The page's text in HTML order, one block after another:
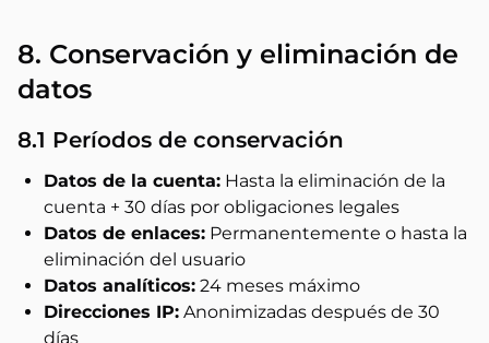
8. Conservación y eliminación de
datos
8.1 Períodos de conservación
Datos de la cuenta: Hasta la eliminación de la
cuenta + 30 días por obligaciones legales
Datos de enlaces: Permanentemente o hasta la
eliminación del usuario
Datos analíticos: 24 meses máximo
Direcciones IP: Anonimizadas después de 30
días